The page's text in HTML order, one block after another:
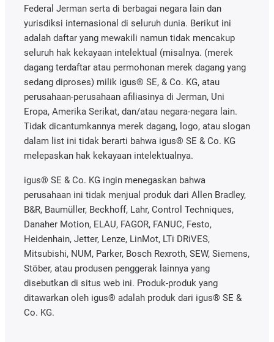
Federal Jerman serta di berbagai negara lain dan
yurisdiksi internasional di seluruh dunia. Berikut ini
adalah daftar yang mewakili namun tidak mencakup
seluruh hak kekayaan intelektual (misalnya. (merek
dagang terdaftar atau permohonan merek dagang yang
sedang diproses) milik igus® SE, & Co. KG, atau
perusahaan-perusahaan afiliasinya di Jerman, Uni
Eropa, Amerika Serikat, dan/atau negara-negara lain.
Tidak dicantumkannya merek dagang, logo, atau slogan
dalam list ini tidak berarti bahwa igus® SE & Co. KG
melepaskan hak kekayaan intelektualnya.
igus® SE & Co. KG ingin menegaskan bahwa
perusahaan ini tidak menjual produk dari Allen Bradley,
B&R, Baumüller, Beckhoff, Lahr, Control Techniques,
Danaher Motion, ELAU, FAGOR, FANUC, Festo,
Heidenhain, Jetter, Lenze, LinMot, LTi DRiVES,
Mitsubishi, NUM, Parker, Bosch Rexroth, SEW, Siemens,
Stöber, atau produsen penggerak lainnya yang
disebutkan di situs web ini. Produk-produk yang
ditawarkan oleh igus® adalah produk dari igus® SE &
Co. KG.